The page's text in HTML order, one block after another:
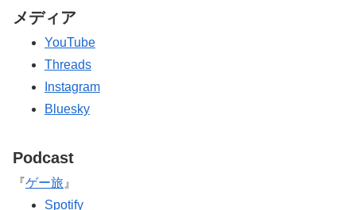
メディア
YouTube
Threads
Instagram
Bluesky
Podcast
『ゲー旅 』
Spotify